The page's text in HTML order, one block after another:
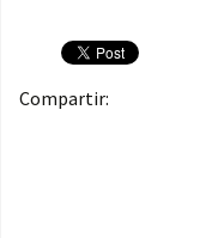
Compartir: